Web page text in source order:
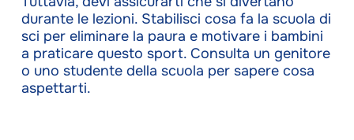
durante le lezioni. Stabilisci cosa fa la scuola di
sci per eliminare la paura e motivare i bambini
a praticare questo sport. Consulta un genitore
o uno studente della scuola per sapere cosa
aspettarti.